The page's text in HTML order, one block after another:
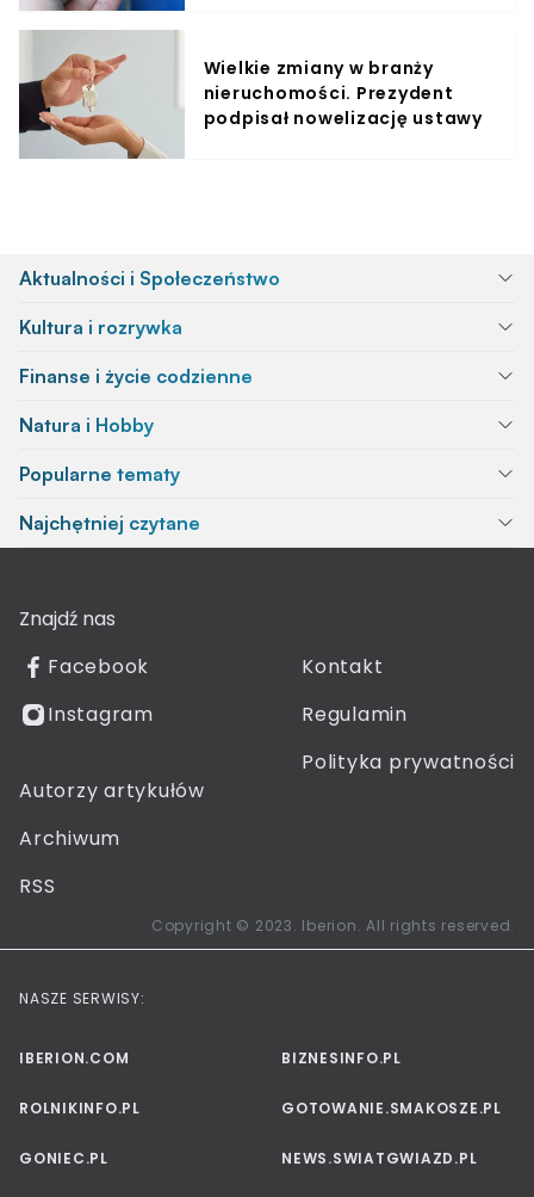
Wielkie zmiany w branży
nieruchomości. Prezydent
podpisał nowelizację ustawy
Aktualności i Społeczeństwo
Kultura i rozrywka
Finanse i życie codzienne
Natura i Hobby
Popularne tematy
Najchętniej czytane
Znajdź nas
Facebook
Instagram
Kontakt
Regulamin
Polityka prywatności
Autorzy artykułów
Archiwum
RSS
Copyright © 2023. Iberion. All rights reserved.
NASZE SERWISY:
IBERION.COM BIZNESINFO.PL
ROLNIKINFO.PL GOTOWANIE.SMAKOSZE.PL
GONIEC.PL NEWS.SWIATGWIAZD.PL